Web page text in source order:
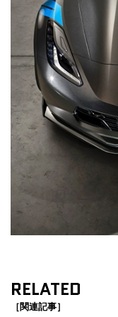
RELATED
［関連記事］